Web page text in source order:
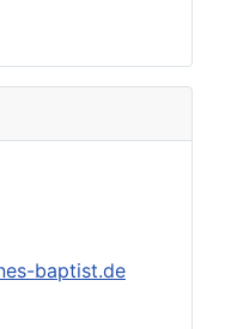
baptist.de